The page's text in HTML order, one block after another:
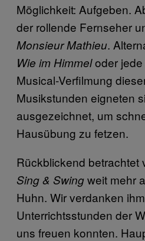
Möglichkeit: Aufgeben.
der rollende Fernseher
Monsieur Mathieu.
Wie im Himmeloder
Musical-Verfilmung
Musikstunden eigneten
ausgezeichnet, um
Hausübung zu fetzen.
Rückblickend betrachtet
Sing & Swingweit mehr
Huhn. Wir verdanken
Unterrichtsstunden der
uns freuen konnten.